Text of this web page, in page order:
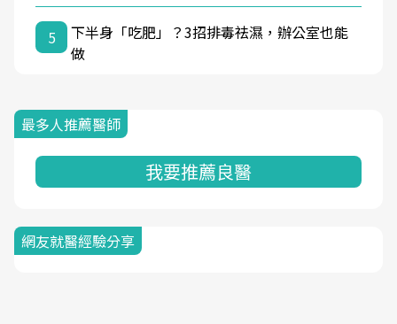
5
下半身「吃肥」？3招排毒祛濕，辦公室也能
做
最多人推薦醫師
我要推薦良醫
網友就醫經驗分享